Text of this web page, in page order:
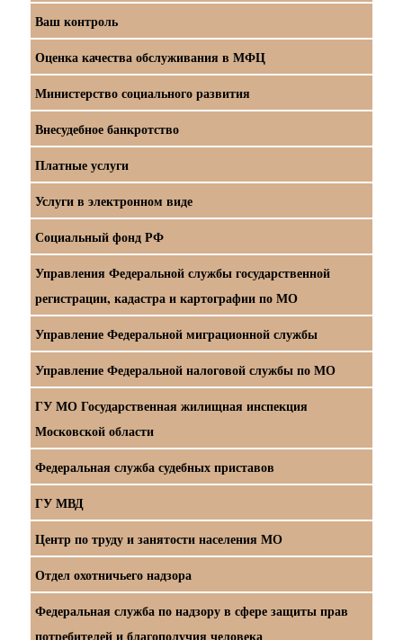
Ваш контроль
Оценка качества обслуживания в МФЦ
Министерство социального развития
Внесудебное банкротство
Платные услуги
Услуги в электронном виде
Социальный фонд РФ
Управления Федеральной службы государственной
регистрации, кадастра и картографии по МО
Управление Федеральной миграционной службы
Управление Федеральной налоговой службы по МО
ГУ МО Государственная жилищная инспекция
Московской области
Федеральная служба судебных приставов
ГУ МВД
Центр по труду и занятости населения МО
Отдел охотничьего надзора
Федеральная служба по надзору в сфере защиты прав
потребителей и благополучия человека